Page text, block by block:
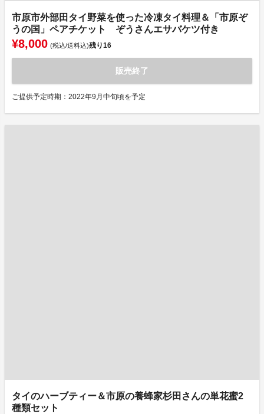
市原市外部田タイ野菜を使った冷凍タイ料理＆「市原ぞ
うの国」ペアチケット ぞうさんエサバケツ付き
¥8,000 (税込/送料込)残り16
販売終了
ご提供予定時期：2022年9月中旬頃を予定
タイのハーブティー＆市原の養蜂家杉田さんの単花蜜2
種類セット